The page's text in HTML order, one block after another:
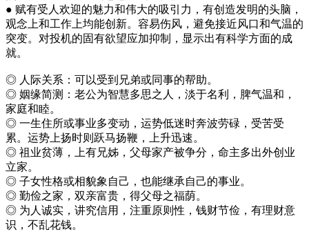
● 赋有受人欢迎的魅力和伟大的吸引力，有创造发明的头脑，
观念上和工作上均能创新。容易伤风，避免接近风口和气温的
突变。对投机的固有欲望应加抑制，显示出有科学方面的成
就。
◎ 人际关系：可以受到兄弟或同事的帮助。
◎ 姻缘简测：老公为智慧多思之人，淡于名利，脾气温和，
家庭和睦。
◎ 一生住所或事业多变动，运势低迷时奔波劳碌，受苦受
累。运势上扬时则跃马扬鞭，上升迅速。
◎ 祖业贫薄，上有兄姊，父母家产被争分，命主多出外创业
立家。
◎ 子女性格或相貌象自己，也能继承自己的事业。
◎ 勤俭之家，双亲富贵，得父母之福荫。
◎ 为人诚实，讲究信用，注重原则性，钱财节俭，有理财意
识，不乱花钱。